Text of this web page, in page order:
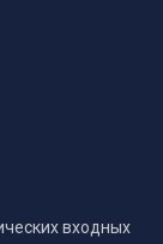
входных